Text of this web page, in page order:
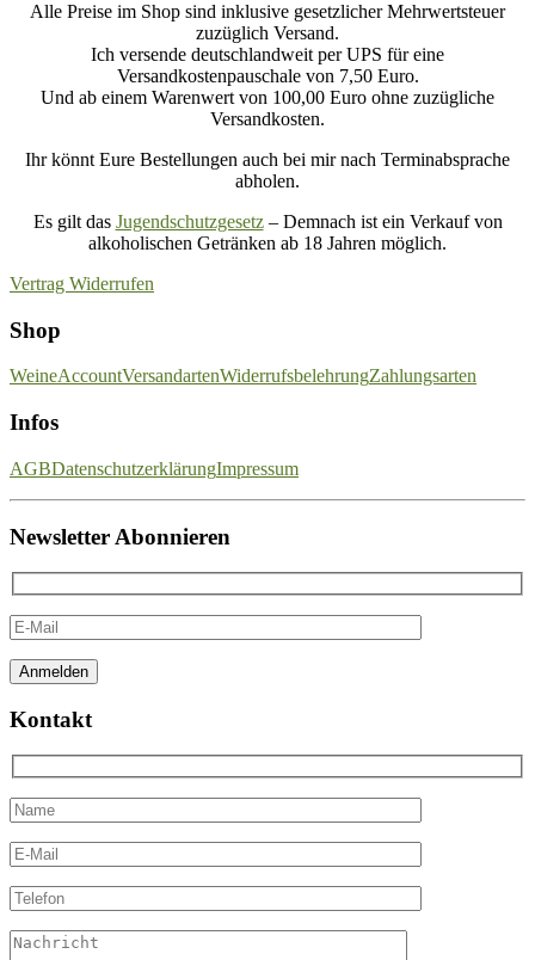
Alle Preise im Shop sind inklusive gesetzlicher Mehrwertsteuer
zuzüglich Versand.
Ich versende deutschlandweit per UPS für eine
Versandkostenpauschale von 7,50 Euro.
Und ab einem Warenwert von 100,00 Euro ohne zuzügliche
Versandkosten.
Ihr könnt Eure Bestellungen auch bei mir nach Terminabsprache
abholen.
Es gilt das Jugendschutzgesetz– Demnach ist ein Verkauf von
alkoholischen Getränken ab 18 Jahren möglich.
Vertrag Widerrufen
Shop
WeineAccountVersandartenWiderrufsbelehrungZahlungsarten
Infos
AGBDatenschutzerklärungImpressum
Newsletter Abonnieren
Kontakt